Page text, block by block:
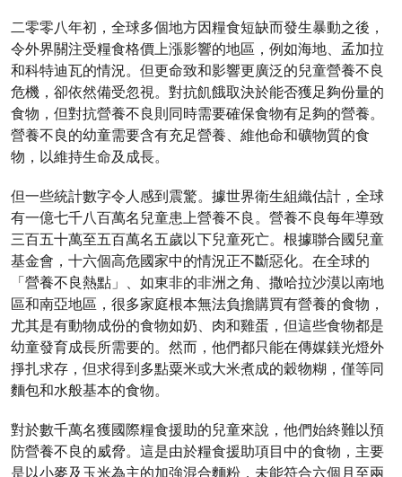
二零零八年初，全球多個地方因糧食短缺而發生暴動之後，
令外界關注受糧食格價上漲影響的地區，例如海地、孟加拉
和科特迪瓦的情況。但更命致和影響更廣泛的兒童營養不良
危機，卻依然備受忽視。對抗飢餓取決於能否獲足夠份量的
食物，但對抗營養不良則同時需要確保食物有足夠的營養。
營養不良的幼童需要含有充足營養、維他命和礦物質的食
物，以維持生命及成長。
但一些統計數字令人感到震驚。據世界衛生組織估計，全球
有一億七千八百萬名兒童患上營養不良。營養不良每年導致
三百五十萬至五百萬名五歲以下兒童死亡。根據聯合國兒童
基金會，十六個高危國家中的情況正不斷惡化。在全球的
「營養不良熱點」、如東非的非洲之角、撒哈拉沙漠以南地
區和南亞地區，很多家庭根本無法負擔購買有營養的食物，
尤其是有動物成份的食物如奶、肉和雞蛋，但這些食物都是
幼童發育成長所需要的。然而，他們都只能在傳媒鎂光燈外
掙扎求存，但求得到多點粟米或大米煮成的穀物糊，僅等同
麵包和水般基本的食物。
對於數千萬名獲國際糧食援助的兒童來說，他們始終難以預
防營養不良的威脅。這是由於糧食援助項目中的食物，主要
是以小麥及玉米為主的加強混合麵粉，未能符合六個月至兩